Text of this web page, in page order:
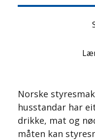
Norske
husstandar har
drikke, mat og
måten kan